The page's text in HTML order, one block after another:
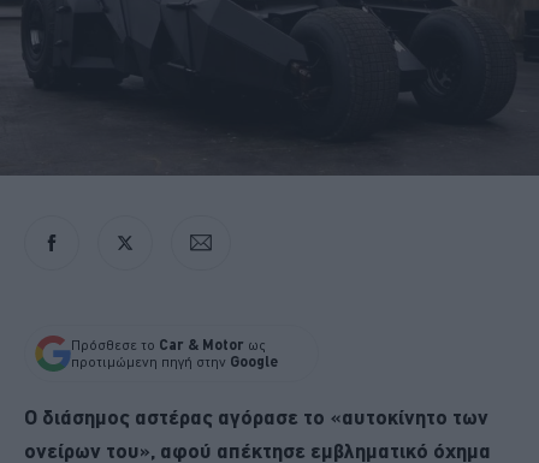
Πρόσθεσε το Car & Motor ως
προτιμώμενη πηγή στην Google
Ο διάσημος αστέρας αγόρασε το «αυτοκίνητο των
ονείρων του», αφού απέκτησε εμβληματικό όχημα